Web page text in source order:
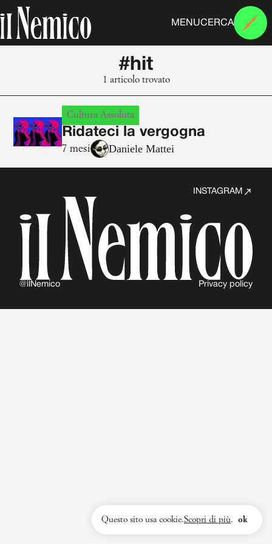
MENUCERCA
#hit
1 articolo trovato
Cultura Assoluta
Ridateci la vergogna
7 mesi Daniele Mattei
INSTAGRAM
@ilNemico Privacy policy
Questo sito usa cookie.Scopri di più. ok